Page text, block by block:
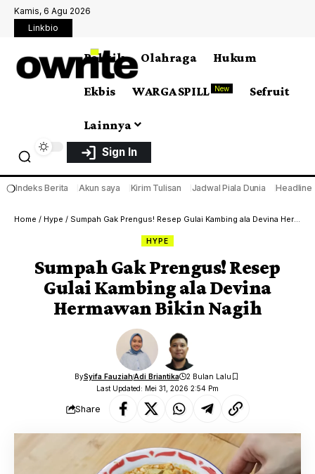
Kamis, 6 Agu 2026
Linkbio
Politik Olahraga Hukum
Ekbis WARGA SPILL New Sefruit
Lainnya
Sign In
❍Indeks Berita Akun saya Kirim Tulisan Jadwal Piala Dunia Headline
Home / Hype / Sumpah Gak Prengus! Resep Gulai Kambing ala Devina Hermawan Bikin Nagih
HYPE
Sumpah Gak Prengus! Resep
Gulai Kambing ala Devina
Hermawan Bikin Nagih
Last Updated: Mei 31, 2026 2:54 Pm
BySyifa FauziahAdi Briantika 2 Bulan Lalu
Share